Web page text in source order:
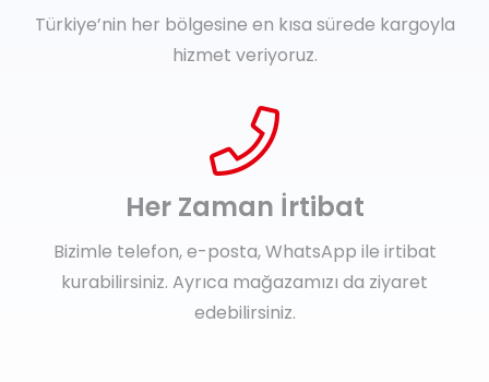
Türkiye’nin her bölgesine en kısa sürede kargoyla
hizmet veriyoruz.
Her Zaman İrtibat
Bizimle telefon, e-posta, WhatsApp ile irtibat
kurabilirsiniz. Ayrıca mağazamızı da ziyaret
edebilirsiniz.